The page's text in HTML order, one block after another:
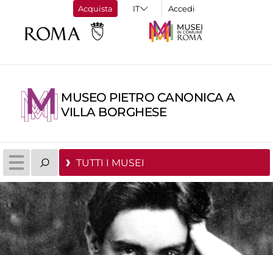
Acquista Accedi
MUSEO PIETRO CANONICA A
VILLA BORGHESE
TUTTI I MUSEI